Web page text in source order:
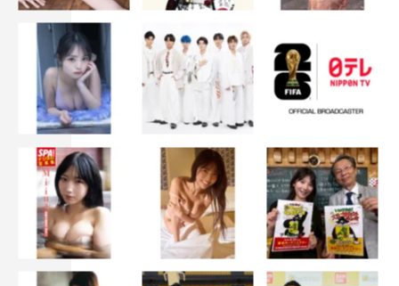
『上田と女が吠える夜』HP：
https://www.ntv.co.jp/hoeruyoru/